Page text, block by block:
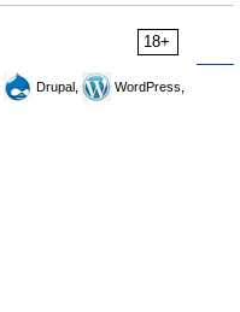
18+
Drupal,
WordPress,